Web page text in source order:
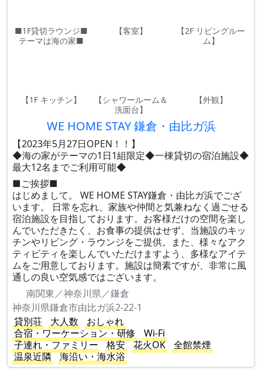
■1F貸切ラウンジ■
テーマは海の家■
【客室】
【2F リビングルー
ム】
【1F キッチン】
【シャワールーム＆
洗面台】
【外観】
WE HOME STAY 鎌倉・由比ガ浜
【2023年5月27日OPEN！！】
◆海の家がテーマの1日1組限定◆一棟貸切の宿泊施設◆
最大12名までご利用可能◆
■ご挨拶■
はじめまして。 WE HOME STAY鎌倉・由比ガ浜でござ
います。 日常を忘れ、家族や仲間と気兼ねなく過ごせる
宿泊施設を目指しております。お客様だけの空間を楽し
んでいただきたく、お食事の提供はせず、当施設のキッ
チンやリビング・ラウンジをご提供。また、様々なアク
ティビティを楽しんでいただけますよう、多様なアイテ
ムをご用意しております。施設は簡素ですが、非常に風
通しの良い空気感ではございます。
南関東／神奈川県／鎌倉
神奈川県鎌倉市由比ガ浜2-22-1
貸別荘
大人数
おしゃれ
合宿・ワーケーション・研修
Wi-Fi
子連れ・ファミリー
格安 花火OK
全館禁煙
温泉近隣
海沿い・海水浴